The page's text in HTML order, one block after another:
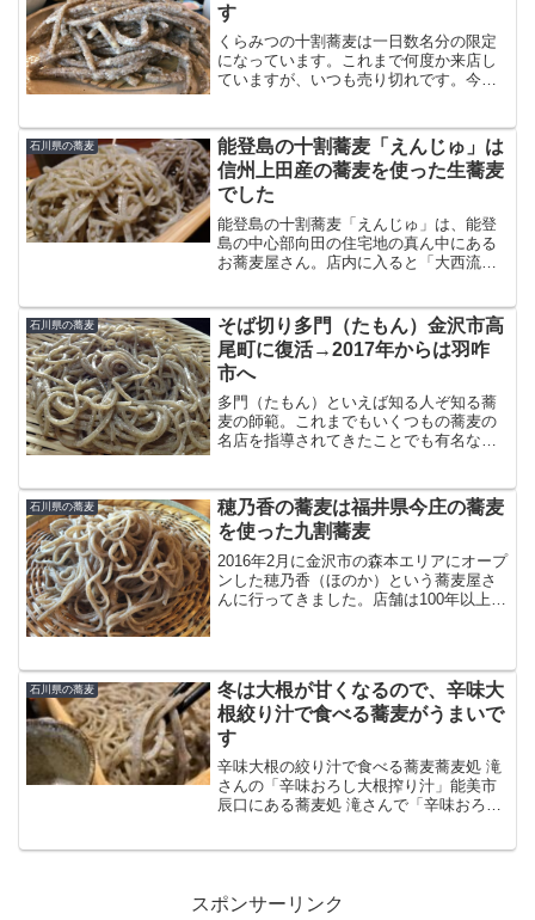
す
くらみつの十割蕎麦は一日数名分の限定
になっています。これまで何度か来店し
ていますが、いつも売り切れです。今日
た。くらみつの十割蕎麦は極太の短めの
麺体になっています。...
石川県の蕎麦
能登島の十割蕎麦「えんじゅ」は
信州上田産の蕎麦を使った生蕎麦
でした
能登島の十割蕎麦「えんじゅ」は、能登
島の中心部向田の住宅地の真ん中にある
お蕎麦屋さん。店内に入ると「大西流蕎
な感じですが、店主は人当たり良い好青
年でした。メニューを見る...
石川県の蕎麦
そば切り多門（たもん）金沢市高
尾町に復活→2017年からは羽咋
市へ
多門（たもん）といえば知る人ぞ知る蕎
麦の師範。これまでもいくつもの蕎麦の
名店を指導されてきたことでも有名な方
の旨みが詰まった作品のようなお蕎麦で
す。ダシ不要で、蕎麦だけ...
石川県の蕎麦
穂乃香の蕎麦は福井県今庄の蕎麦
を使った九割蕎麦
2016年2月に金沢市の森本エリアにオープ
ンした穂乃香（ほのか）という蕎麦屋さ
んに行ってきました。店舗は100年以上も
蕎麦自体はとて...
石川県の蕎麦
冬は大根が甘くなるので、辛味大
根絞り汁で食べる蕎麦がうまいで
す
辛味大根の絞り汁で食べる蕎麦蕎麦処 滝
さんの「辛味おろし大根搾り汁」能美市
辰口にある蕎麦処 滝さんで「辛味おろし
スポンサーリンク